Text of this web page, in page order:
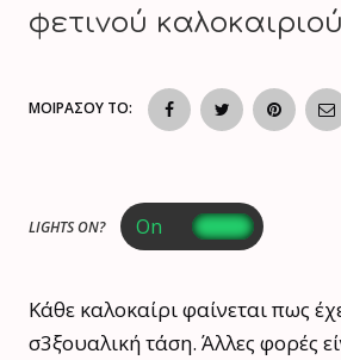
φετινού
ΜΟΙΡΑΣΟΥ ΤΟ:
LIGHTS ON?
Κάθε καλοκαίρι φαίνεται πως
σ3ξουαλική τάση. Άλλες φορές